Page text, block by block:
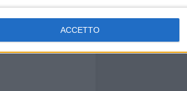
ACCETTO
gli Ulivi"